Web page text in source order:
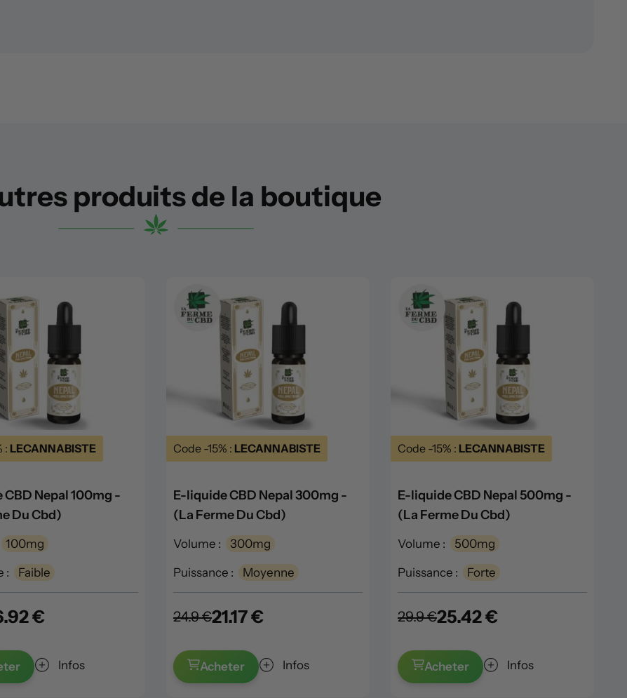
produits de la boutique
: LECANNABISTE
Nepal 100mg -
Du Cbd)
100mg
: Faible
€
Infos
Code -15% : LECANNABISTE
E-liquide CBD Nepal 300mg -
(La Ferme Du Cbd)
Volume : 300mg
Puissance : Moyenne
24.9 €21.17 €
Acheter Infos
Code -15% : LECANNABISTE
E-liquide CBD Nepal 500mg -
(La Ferme Du Cbd)
Volume : 500mg
Puissance : Forte
29.9 €25.42 €
Acheter Infos